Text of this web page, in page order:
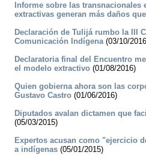
Informe sobre las transnacionales
extractivas generan más daños
Declaración de Tulijá rumbo la III
Comunicación Indígena(03/10/
Declaratoria final del Encuentro
el modelo extractivo (01/08/2016)
Quien gobierna ahora son las
Gustavo Castro (01/06/2016)
Diputados avalan dictamen que
(05/03/2015)
Expertos acusan como "ejercicio
a indígenas (05/01/2015)